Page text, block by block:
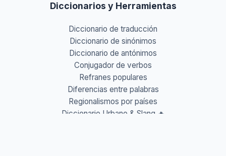
Diccionarios y Herramientas
Diccionario de traducción
Diccionario de sinónimos
Diccionario de antónimos
Conjugador de verbos
Refranes populares
Diferencias entre palabras
Regionalismos por países
Diccionario Urbano & Slang 🔥